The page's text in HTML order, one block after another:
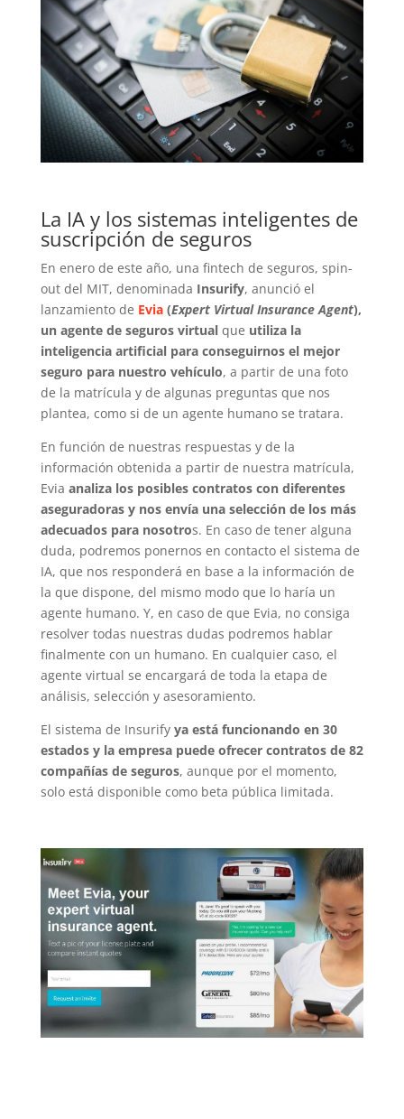
La IA y los sistemas inteligentes de
suscripción de seguros
En enero de este año, una fintech de seguros, spin-
out del MIT, denominada Insurify, anunció el
lanzamiento de Evia(Expert Virtual Insurance Agent),
un agente de seguros virtualque utiliza la
inteligencia artificial para conseguirnos el mejor
seguro para nuestro vehículo, a partir de una foto
de la matrícula y de algunas preguntas que nos
plantea, como si de un agente humano se tratara.
En función de nuestras respuestas y de la
información obtenida a partir de nuestra matrícula,
Evia analiza los posibles contratos con diferentes
aseguradoras y nos envía una selección de los más
adecuados para nosotros. En caso de tener alguna
duda, podremos ponernos en contacto el sistema de
IA, que nos responderá en base a la información de
la que dispone, del mismo modo que lo haría un
agente humano. Y, en caso de que Evia, no consiga
resolver todas nuestras dudas podremos hablar
finalmente con un humano. En cualquier caso, el
agente virtual se encargará de toda la etapa de
análisis, selección y asesoramiento.
El sistema de Insurify ya está funcionando en 30
estados y la empresa puede ofrecer contratos de 82
compañías de seguros, aunque por el momento,
solo está disponible como beta pública limitada.